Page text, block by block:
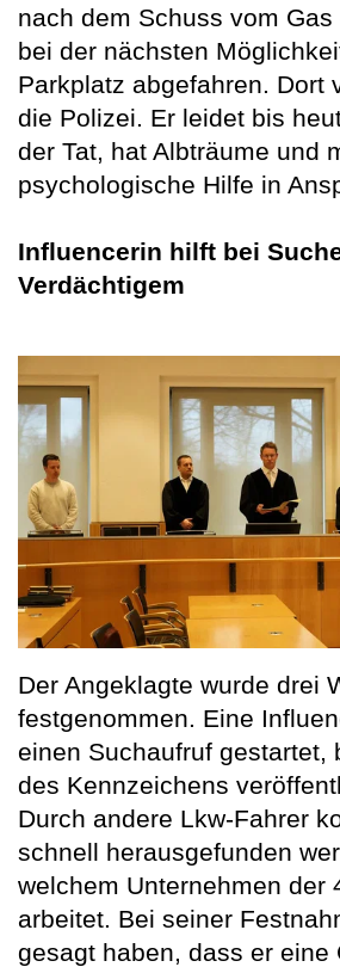
nach dem Schuss vom
bei der nächsten
Parkplatz abgefahren. Dort
die Polizei. Er leidet bis
der Tat, hat Albträume und
psychologische Hilfe in
Influencerin hilft bei
Verdächtigem
Der Angeklagte wurde drei
festgenommen. Eine
einen Suchaufruf gestartet,
des Kennzeichens
Durch andere Lkw-Fahrer
schnell herausgefunden
welchem Unternehmen der
arbeitet. Bei seiner
gesagt haben, dass er eine